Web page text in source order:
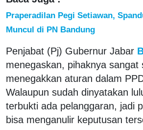
Praperadilan Pegi Setiawan,
Muncul di PN Bandung
Penjabat (Pj) Gubernur Jabar
menegaskan, pihaknya sangat
menegakkan aturan dalam
Walaupun sudah dinyatakan
terbukti ada pelanggaran, jadi
bisa menganulir keputusan